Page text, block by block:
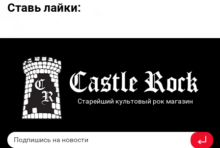
Ставь лайки:
Старейший культовый рок магазин